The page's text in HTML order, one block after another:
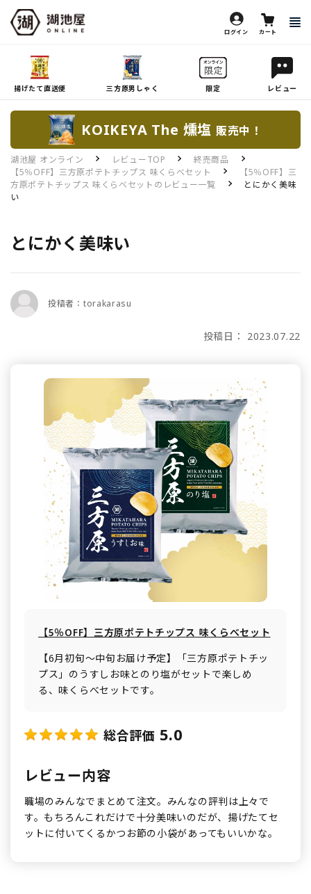
ログイン カート
揚げたて直送便 三方原男しゃく 限定 レビュー
KOIKEYA The 燻塩 販売中！
湖池屋 オンライン レビューTOP
終売商品
【5％OFF】三方原ポテトチップス 味くらべセット
【5％OFF】三
方原ポテトチップス 味くらべセットのレビュー一覧
とにかく美味
い
とにかく美味い
投稿者：torakarasu
投稿日： 2023.07.22
【5％OFF】三方原ポテトチップス 味くらべセット
【6月初旬～中旬お届け予定】「三方原ポテトチッ
プス」のうすしお味とのり塩がセットで楽しめ
る、味くらべセットです。
総合評価 5.0
レビュー内容
職場のみんなでまとめて注文。みんなの評判は上々で
す。もちろんこれだけで十分美味いのだが、揚げたてセ
ットに付いてくるかつお節の小袋があってもいいかな。